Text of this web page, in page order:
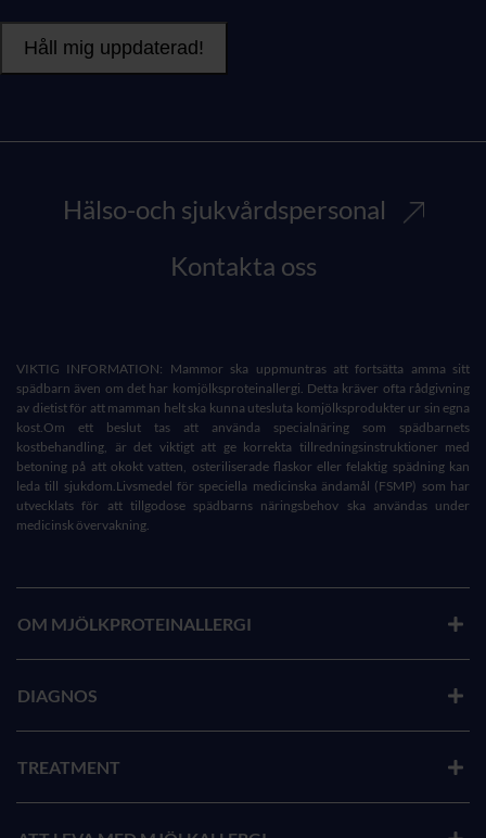
Hälso-och sjukvårdspersonal
Kontakta oss
VIKTIG INFORMATION: Mammor ska uppmuntras att fortsätta amma sitt
spädbarn även om det har komjölksproteinallergi. Detta kräver ofta rådgivning
av dietist för att mamman helt ska kunna utesluta komjölksprodukter ur sin egna
kost.Om ett beslut tas att använda specialnäring som spädbarnets
kostbehandling, är det viktigt att ge korrekta tillredningsinstruktioner med
betoning på att okokt vatten, osteriliserade flaskor eller felaktig spädning kan
leda till sjukdom.Livsmedel för speciella medicinska ändamål (FSMP) som har
utvecklats för att tillgodose spädbarns näringsbehov ska användas under
medicinsk övervakning.
OM MJÖLKPROTEINALLERGI
DIAGNOS
TREATMENT